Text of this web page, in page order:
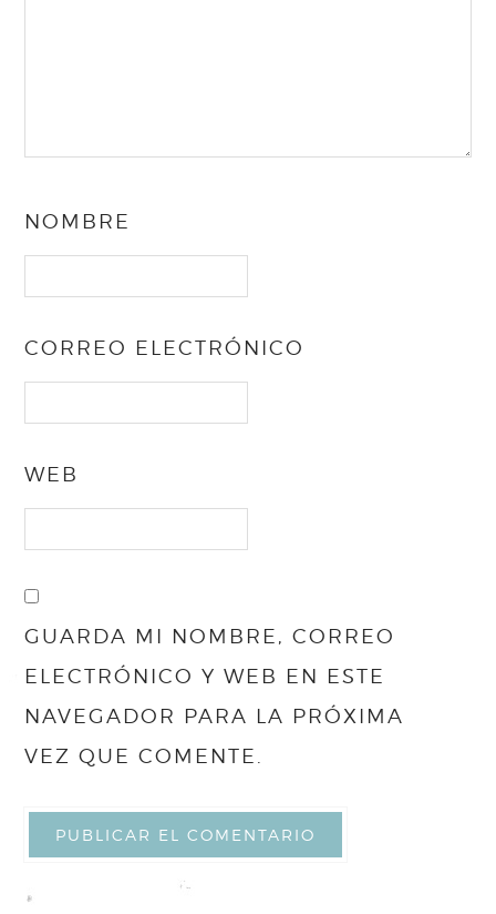
NOMBRE
CORREO ELECTRÓNICO
WEB
GUARDA MI NOMBRE, CORREO
ELECTRÓNICO Y WEB EN ESTE
NAVEGADOR PARA LA PRÓXIMA
VEZ QUE COMENTE.